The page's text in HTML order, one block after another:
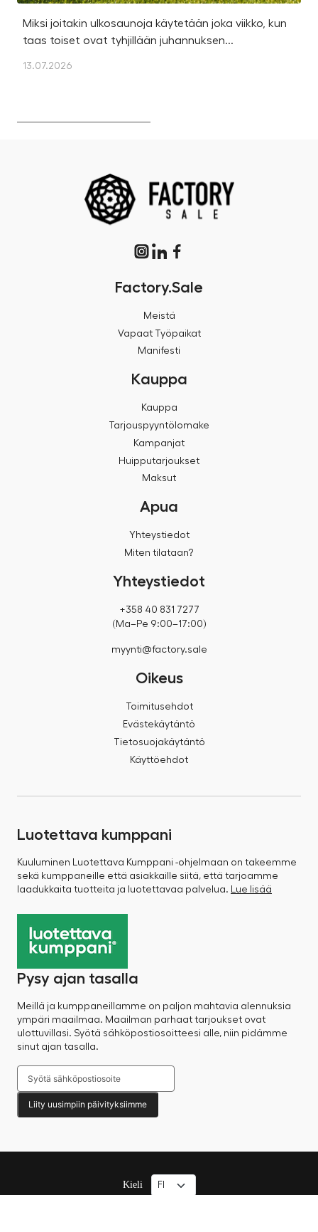
Miksi joitakin ulkosaunoja käytetään joka viikko, kun
taas toiset ovat tyhjillään juhannuksen...
13.07.2026
Factory.Sale
Meistä
Vapaat Työpaikat
Manifesti
Kauppa
Kauppa
Tarjouspyyntölomake
Kampanjat
Huipputarjoukset
Maksut
Apua
Yhteystiedot
Miten tilataan?
Yhteystiedot
+358 40 831 7277
(Ma–Pe 9:00–17:00)
myynti@factory.sale
Oikeus
Toimitusehdot
Evästekäytäntö
Tietosuojakäytäntö
Käyttöehdot
Luotettava kumppani
Kuuluminen Luotettava Kumppani -ohjelmaan on takeemme
sekä kumppaneille että asiakkaille siitä, että tarjoamme
laadukkaita tuotteita ja luotettavaa palvelua.
Lue lisää
Pysy ajan tasalla
Meillä ja kumppaneillamme on paljon mahtavia alennuksia
ympäri maailmaa. Maailman parhaat tarjoukset ovat
ulottuvillasi. Syötä sähköpostiosoitteesi alle, niin pidämme
sinut ajan tasalla.
Liity uusimpiin päivityksiimme
Kieli